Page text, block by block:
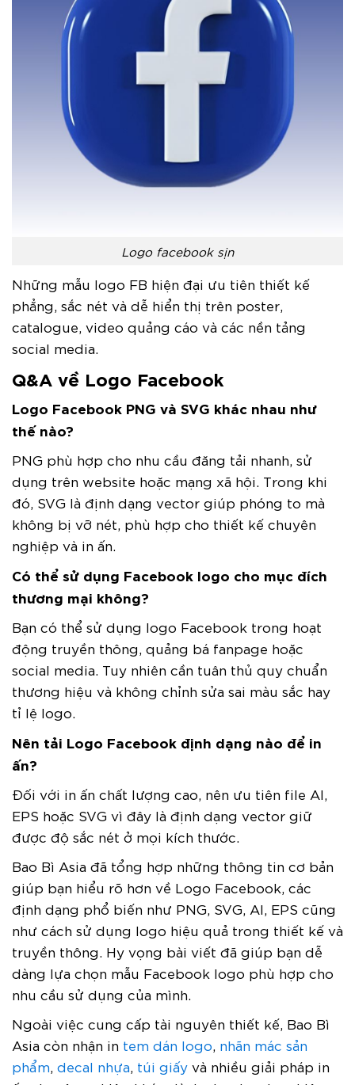
Logo facebook sịn
Những mẫu logo FB hiện đại ưu tiên thiết kế
phẳng, sắc nét và dễ hiển thị trên poster,
catalogue, video quảng cáo và các nền tảng
social media.
Q&A về Logo Facebook
Logo Facebook PNG và SVG khác nhau như
thế nào?
PNG phù hợp cho nhu cầu đăng tải nhanh, sử
dụng trên website hoặc mạng xã hội. Trong khi
đó, SVG là định dạng vector giúp phóng to mà
không bị vỡ nét, phù hợp cho thiết kế chuyên
nghiệp và in ấn.
Có thể sử dụng Facebook logo cho mục đích
thương mại không?
Bạn có thể sử dụng logo Facebook trong hoạt
động truyền thông, quảng bá fanpage hoặc
social media. Tuy nhiên cần tuân thủ quy chuẩn
thương hiệu và không chỉnh sửa sai màu sắc hay
tỉ lệ logo.
Nên tải Logo Facebook định dạng nào để in
ấn?
Đối với in ấn chất lượng cao, nên ưu tiên file AI,
EPS hoặc SVG vì đây là định dạng vector giữ
được độ sắc nét ở mọi kích thước.
Bao Bì Asia đã tổng hợp những thông tin cơ bản
giúp bạn hiểu rõ hơn về Logo Facebook, các
định dạng phổ biến như PNG, SVG, AI, EPS cũng
như cách sử dụng logo hiệu quả trong thiết kế và
truyền thông. Hy vọng bài viết đã giúp bạn dễ
dàng lựa chọn mẫu Facebook logo phù hợp cho
nhu cầu sử dụng của mình.
Ngoài việc cung cấp tài nguyên thiết kế, Bao Bì
Asia còn nhận in tem dán logo nhãn mác sản
phẩm decal nhựa túi giấy và nhiều giải pháp in